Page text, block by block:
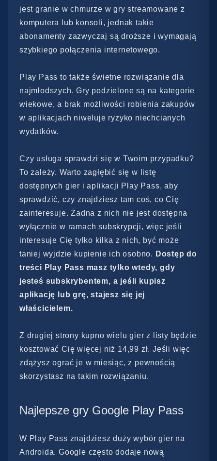
jest granie w chmurze w gry streamowane z
komputera lub konsoli, jednak takie
abonamenty zazwyczaj są droższe i wymagają
szybkiego połączenia internetowego.
Play Pass to także świetne rozwiązanie dla
najmłodszych. Gry podzielone są na kategorie
wiekowe, a brak możliwości robienia zakupów
w aplikacjach niweluje ryzyko niechcianych
wydatków.
Czy usługa sprawdzi się w Twoim przypadku?
To zależy. Warto zagłębić się w listę
dostępnych gier i aplikacji Play Pass, aby
sprawdzić, czy znajdziesz tam coś, co Cię
zainteresuje. Żadna z nich nie jest dostępna
wyłącznie w ramach subskrypcji, więc jeśli
interesuje Cię tylko kilka z nich, być może
taniej wyjdzie kupienie ich osobno. Dostęp do
treści Play Pass masz tylko wtedy, gdy
jesteś subskrybentem, a jeśli kupisz
aplikację lub grę, stajesz się jej
właścicielem.
Z drugiej strony kupno wielu gier z listy będzie
kosztować Cię więcej niż 14,99 zł. Jeśli więc
zdążysz ograć je w miesiąc, z pewnością
skorzystasz na takim rozwiązaniu.
Najlepsze gry Google Play Pass
W Play Pass znajdziesz duży wybór gier na
Androida. Google często dodaje nową